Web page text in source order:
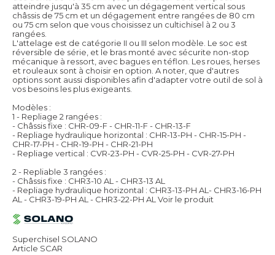
atteindre jusqu'à 35 cm avec un dégagement vertical sous
châssis de 75 cm et un dégagement entre rangées de 80 cm
ou 75 cm selon que vous choisissez un cultichisel à 2 ou 3
rangées.
L'attelage est de catégorie II ou III selon modèle. Le soc est
réversible de série, et le bras monté avec sécurite non-stop
mécanique à ressort, avec bagues en téflon. Les roues, herses
et rouleaux sont à choisir en option. A noter, que d'autres
options sont aussi disponibles afin d'adapter votre outil de sol à
vos besoins les plus exigeants.
Modèles :
1 - Repliage 2 rangées :
- Châssis fixe : CHR-09-F - CHR-11-F - CHR-13-F
- Repliage hydraulique horizontal : CHR-13-PH - CHR-15-PH -
CHR-17-PH - CHR-19-PH - CHR-21-PH
- Repliage vertical : CVR-23-PH - CVR-25-PH - CVR-27-PH
2 - Repliable 3 rangées :
- Châssis fixe : CHR3-10 AL - CHR3-13 AL
- Repliage hydraulique horizontal : CHR3-13-PH AL- CHR3-16-PH
AL - CHR3-19-PH AL - CHR3-22-PH ALVoir le produit
Superchisel SOLANO
Article SCAR